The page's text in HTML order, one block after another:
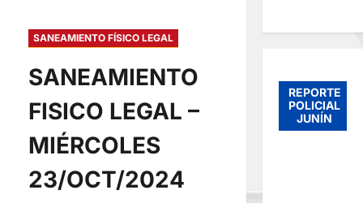
SANEAMIENTO FÍSICO LEGAL
SANEAMIENTO
FISICO LEGAL –
MIÉRCOLES
23/OCT/2024
REPORTE
POLICIAL
JUNÍN